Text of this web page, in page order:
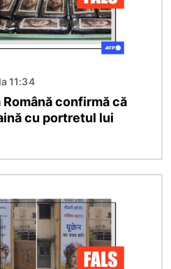
11:34
confirmă că
cu portretul lui